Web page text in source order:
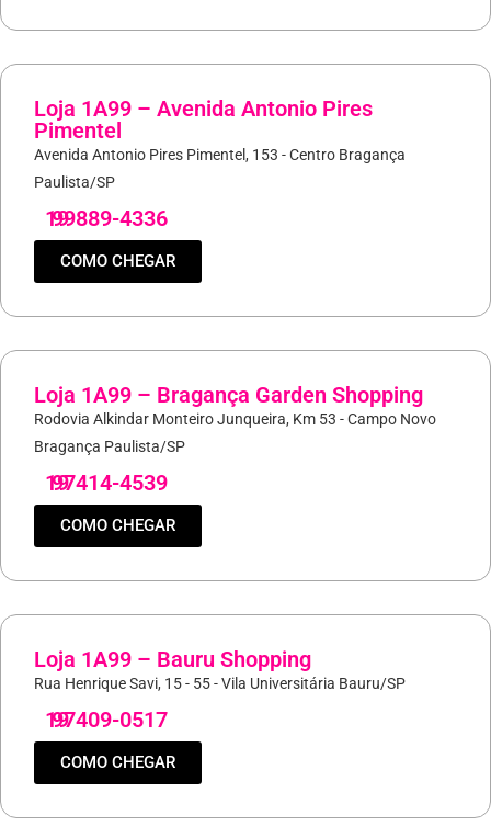
Loja 1A99 – Avenida Antonio Pires
Pimentel
Avenida Antonio Pires Pimentel, 153 - Centro Bragança
Paulista/SP
19
99889-4336
COMO CHEGAR
Loja 1A99 – Bragança Garden Shopping
Rodovia Alkindar Monteiro Junqueira, Km 53 - Campo Novo
Bragança Paulista/SP
19
97414-4539
COMO CHEGAR
Loja 1A99 – Bauru Shopping
Rua Henrique Savi, 15 - 55 - Vila Universitária Bauru/SP
19
97409-0517
COMO CHEGAR